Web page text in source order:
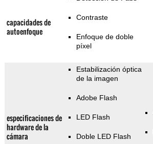
capacidades de
autoenfoque
Contraste
Enfoque de doble
píxel
especificaciones de
hardware de la
cámara
Estabilización óptica
de la imagen
Adobe Flash
LED Flash
Doble LED Flash